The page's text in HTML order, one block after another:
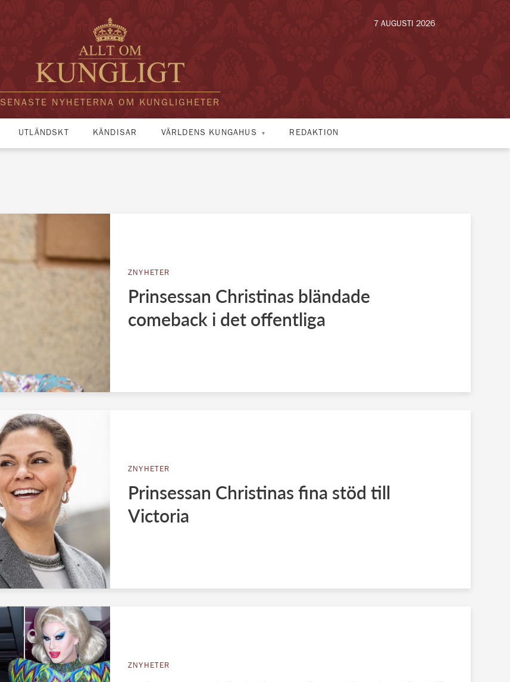
SENASTE NYHETERNA OM KUNGLIGHETER
7 AUGUSTI 2026
UTLÄNDSKT KÄNDISAR VÄRLDENS KUNGAHUS REDAKTION
ZNYHETER
Prinsessan Christinas bländade
comeback i det offentliga
ZNYHETER
Prinsessan Christinas fina stöd till
Victoria
ZNYHETER